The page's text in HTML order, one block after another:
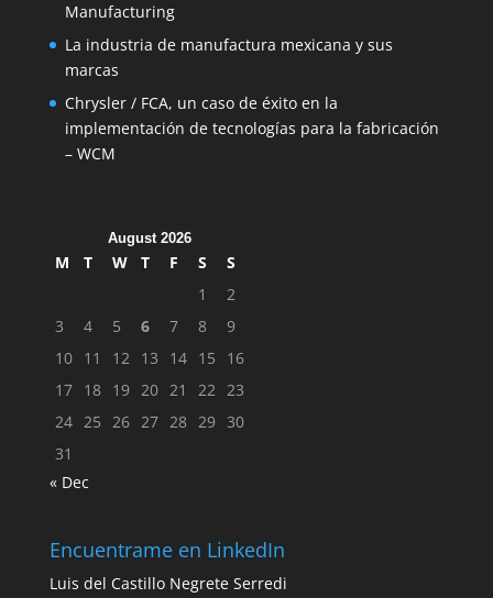
Manufacturing
La industria de manufactura mexicana y sus
marcas
Chrysler / FCA, un caso de éxito en la
implementación de tecnologías para la fabricación
– WCM
August 2026
M T W T F S
S
1
2
3
4 5 6 7 8
9
10 11 12 13 14 15
16
17 18 19 20 21 22 23
24 25 26 27 28 29 30
31
« Dec
Encuentrame en LinkedIn
Luis del Castillo Negrete Serredi